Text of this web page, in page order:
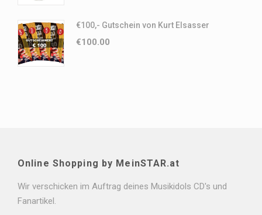
€100,- Gutschein von Kurt Elsasser
€100.00
Online Shopping by MeinSTAR.at
Wir verschicken im Auftrag deines Musikidols CD's und
Fanartikel.